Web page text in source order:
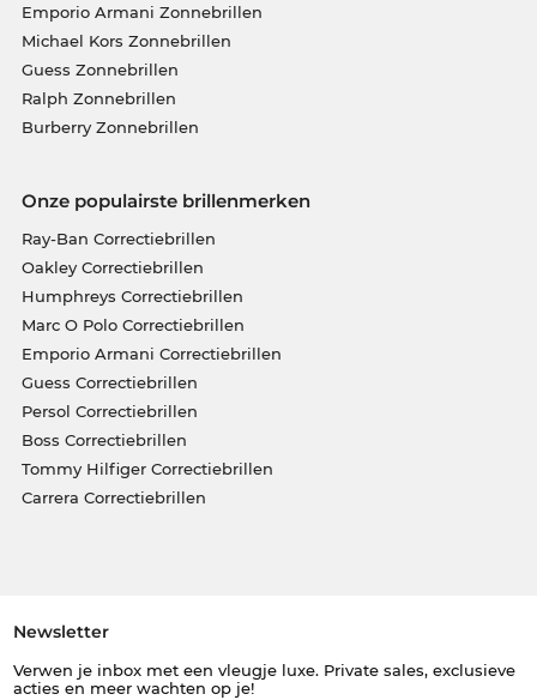
Emporio Armani Zonnebrillen
Michael Kors Zonnebrillen
Guess Zonnebrillen
Ralph Zonnebrillen
Burberry Zonnebrillen
Onze populairste brillenmerken
Ray-Ban Correctiebrillen
Oakley Correctiebrillen
Humphreys Correctiebrillen
Marc O Polo Correctiebrillen
Emporio Armani Correctiebrillen
Guess Correctiebrillen
Persol Correctiebrillen
Boss Correctiebrillen
Tommy Hilfiger Correctiebrillen
Carrera Correctiebrillen
Newsletter
Verwen je inbox met een vleugje luxe. Private sales, exclusieve
acties en meer wachten op je!